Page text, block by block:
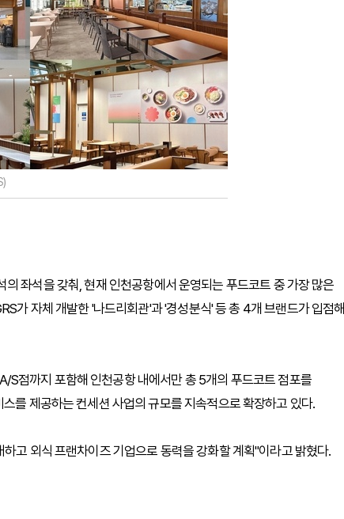
좌석을 갖춰, 현재 인천공항에서 운영되는 푸드코트 중 가장 많은
가 자체 개발한 '나드리회관'과 '경성분식' 등 총 4개 브랜드가 입점해
S점까지 포함해 인천공항 내에서만 총 5개의 푸드코트 점포를
를 제공하는 컨세션 사업의 규모를 지속적으로 확장하고 있다.
고 외식 프랜차이즈 기업으로 동력을 강화할 계획"이라고 밝혔다.